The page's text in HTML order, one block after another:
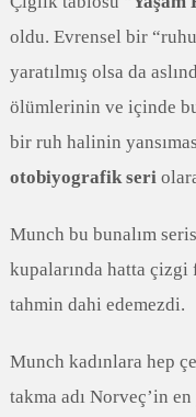
oldu. Evrensel bir
yaratılmış olsa da
ölümlerinin ve içinde
bir ruh halinin
otobiyografik seri
Munch bu bunalım
kupalarında hatta çizgi
tahmin dahi edemezdi.
Munch kadınlara hep
takma adı Norveç’in